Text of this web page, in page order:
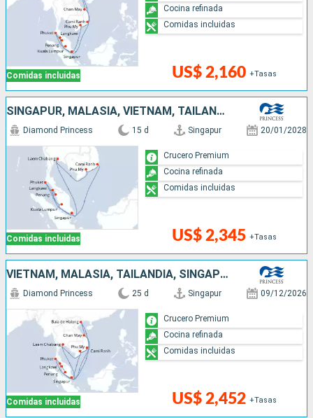
Comidas incluidas US$ 2,160 +Tasas
Cocina refinada
Comidas incluidas
SINGAPUR, MALASIA, VIETNAM, TAILANDIA
Comidas incluidas
Diamond Princess 15 d Singapur 20/01/2028
US$ 2,345 +Tasas
Crucero Premium
Cocina refinada
Comidas incluidas
VIETNAM, MALASIA, TAILANDIA, SINGAPUR
Comidas incluidas
Diamond Princess 25 d Singapur 09/12/2026
US$ 2,452 +Tasas
Crucero Premium
Cocina refinada
Comidas incluidas